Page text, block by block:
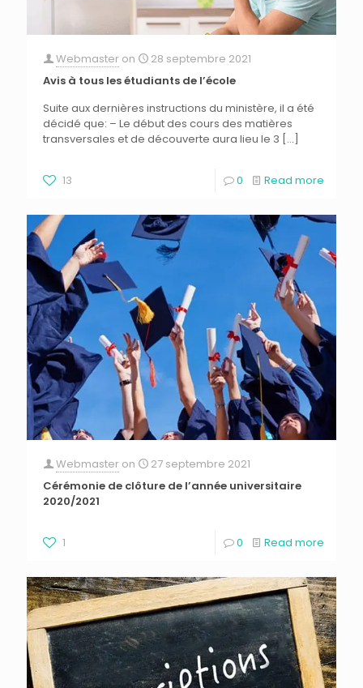
Webmaster on
28 septembre 2021
Avis à tous les étudiants de l’école
Suite aux dernières instructions du ministère, il a été
décidé que: – Le début des cours des matières
transversales et de découverte aura lieu le 3 […]
13 0 Read more
Webmaster on
27 septembre 2021
Cérémonie de clôture de l’année universitaire
2020/2021
1 0 Read more